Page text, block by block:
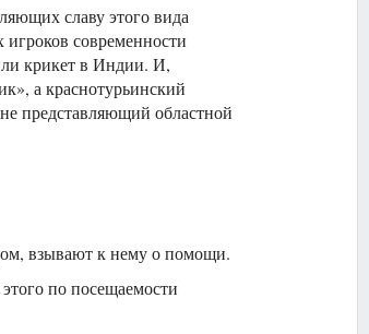
славу этого вида
современности
крикет в Индии. И,
а краснотурьинский
представляющий областной
взывают к нему о помощи.
по посещаемости